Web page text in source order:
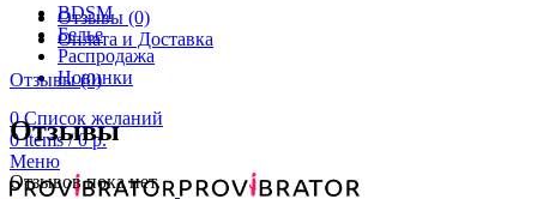
BDSM
Белье
Распродажа
Новинки
0Список желаний
0items / 0р.
Меню
Отзывы (0)
Оплата и Доставка
Отзывы (0)
Отзывы
Отзывов пока нет.